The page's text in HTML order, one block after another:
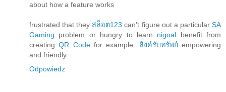
about how a feature works
frustrated that they สล็อต123 can’t figure out a particularSA
Gaming problem or hungry to learn nigoal benefit from
creatingQR Codefor example. ลิงค์รับทรัพย์empowering
and friendly.
Odpowiedz